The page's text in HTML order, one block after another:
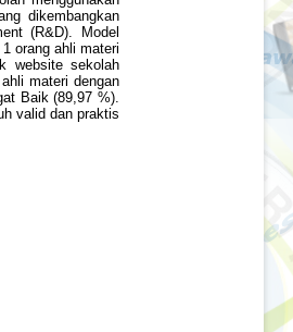
dikembangkan
(R&D). Model
orang ahli materi
website sekolah
materi dengan
Baik (89,97 %).
valid dan praktis